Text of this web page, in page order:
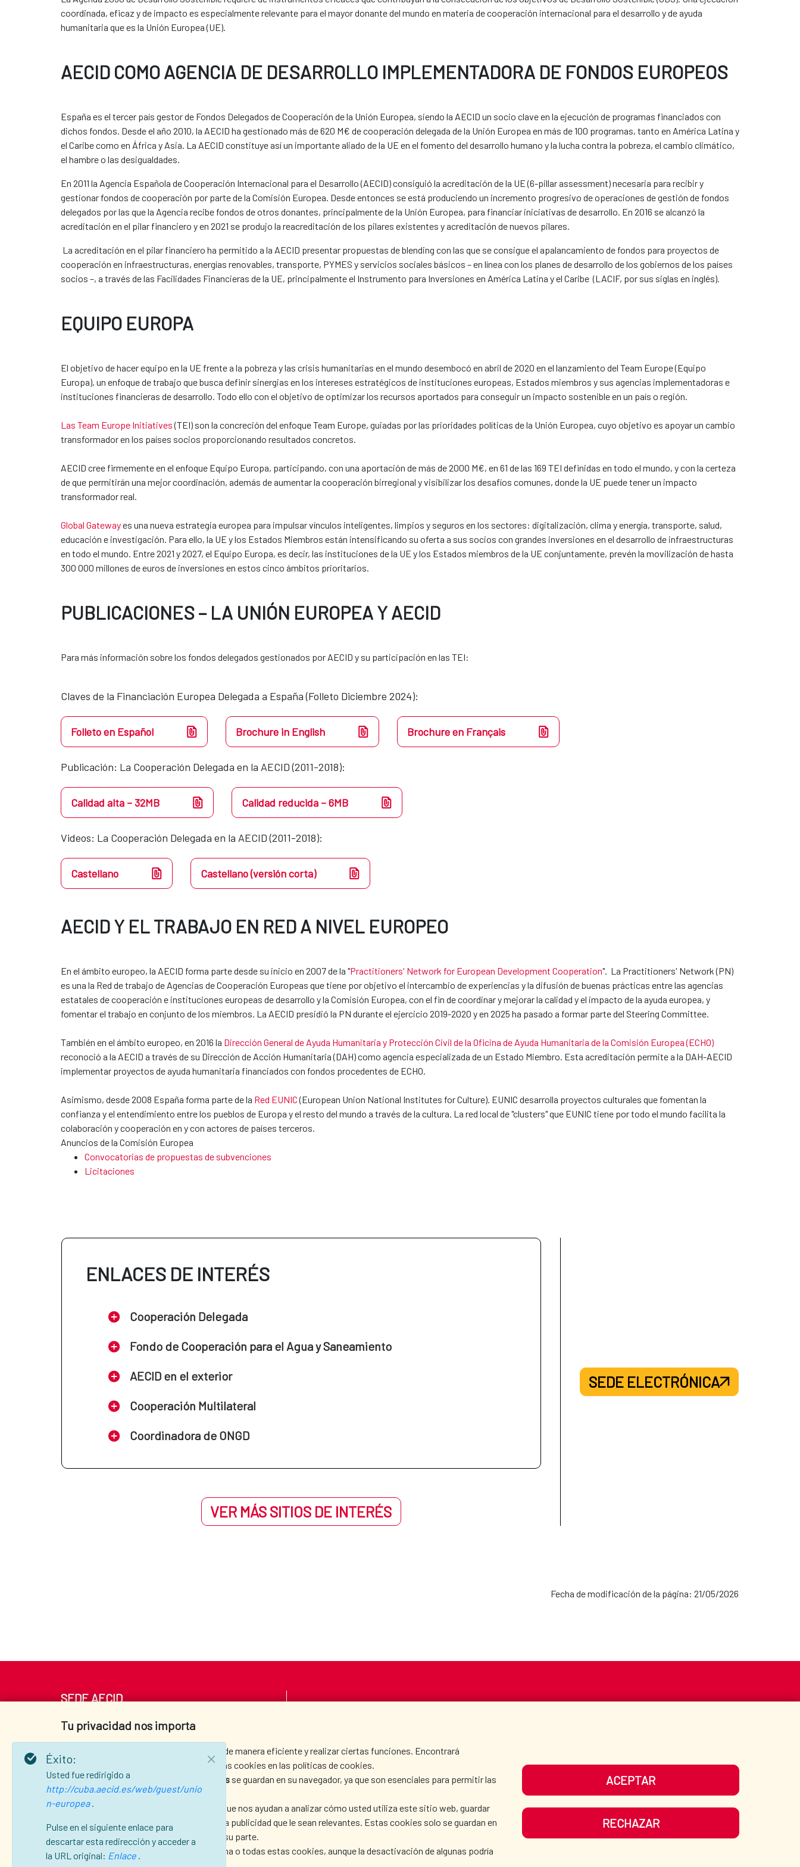
coordinada, eficaz y de impacto es especialmente relevante para el mayor donante del mundo en materia de cooperación internacional para el desarrollo y de ayuda
humanitaria que es la Unión Europea (UE).
AECID COMO AGENCIA DE DESARROLLO IMPLEMENTADORA DE FONDOS EUROPEOS
España es el tercer país gestor de Fondos Delegados de Cooperación de la Unión Europea, siendo la AECID un socio clave en la ejecución de programas financiados con
dichos fondos. Desde el año 2010, la AECID ha gestionado más de 620 M€ de cooperación delegada de la Unión Europea en más de 100 programas, tanto en América Latina y
el Caribe como en África y Asia. La AECID constituye así un importante aliado de la UE en el fomento del desarrollo humano y la lucha contra la pobreza, el cambio climático,
el hambre o las desigualdades.
En 2011 la Agencia Española de Cooperación Internacional para el Desarrollo (AECID) consiguió la acreditación de la UE (6-pillar assessment) necesaria para recibir y
gestionar fondos de cooperación por parte de la Comisión Europea. Desde entonces se está produciendo un incremento progresivo de operaciones de gestión de fondos
delegados por las que la Agencia recibe fondos de otros donantes, principalmente de la Unión Europea, para financiar iniciativas de desarrollo. En 2016 se alcanzó la
acreditación en el pilar financiero y en 2021 se produjo la reacreditación de los pilares existentes y acreditación de nuevos pilares.
La acreditación en el pilar financiero ha permitido a la AECID presentar propuestas de blending con las que se consigue el apalancamiento de fondos para proyectos de
cooperación en infraestructuras, energías renovables, transporte, PYMES y servicios sociales básicos – en línea con los planes de desarrollo de los gobiernos de los países
socios –, a través de las Facilidades Financieras de la UE, principalmente el Instrumento para Inversiones en América Latina y el Caribe (LACIF, por sus siglas en inglés).
EQUIPO EUROPA
El objetivo de hacer equipo en la UE frente a la pobreza y las crisis humanitarias en el mundo desembocó en abril de 2020 en el lanzamiento del Team Europe (Equipo
Europa), un enfoque de trabajo que busca definir sinergias en los intereses estratégicos de instituciones europeas, Estados miembros y sus agencias implementadoras e
instituciones financieras de desarrollo. Todo ello con el objetivo de optimizar los recursos aportados para conseguir un impacto sostenible en un país o región.
Las Team Europe Initiatives(TEI) son la concreción del enfoque Team Europe, guiadas por las prioridades políticas de la Unión Europea, cuyo objetivo es apoyar un cambio
transformador en los países socios proporcionando resultados concretos.
AECID cree firmemente en el enfoque Equipo Europa, participando, con una aportación de más de 2000 M€, en 61 de las 169 TEI definidas en todo el mundo, y con la certeza
de que permitirán una mejor coordinación, además de aumentar la cooperación birregional y visibilizar los desafíos comunes, donde la UE puede tener un impacto
transformador real.
Global Gatewayes una nueva estrategia europea para impulsar vínculos inteligentes, limpios y seguros en los sectores: digitalización, clima y energía, transporte, salud,
educación e investigación. Para ello, la UE y los Estados Miembros están intensificando su oferta a sus socios con grandes inversiones en el desarrollo de infraestructuras
en todo el mundo. Entre 2021 y 2027, el Equipo Europa, es decir, las instituciones de la UE y los Estados miembros de la UE conjuntamente, prevén la movilización de hasta
300 000 millones de euros de inversiones en estos cinco ámbitos prioritarios.
PUBLICACIONES – LA UNIÓN EUROPEA Y AECID
Para más información sobre los fondos delegados gestionados por AECID y su participación en las TEI:
Claves de la Financiación Europea Delegada a España (Folleto Diciembre 2024):
Folleto en Español Brochure in English Brochure en Français
Publicación: La Cooperación Delegada en la AECID (2011-2018):
Calidad alta – 32MB Calidad reducida – 6MB
Videos​​: La Cooperación Delegada en la AECID (2011-2018):
Castellano Castellano (versión corta)
AECID Y EL TRABAJO EN RED A NIVEL EUROPEO
En el ámbito europeo, la AECID forma parte desde su inicio en 2007 de la "Practitioners' Network for European Development Cooperation". La Practitioners' Network (PN)
es una la Red de trabajo de Agencias de Cooperación Europeas que tiene por objetivo el intercambio de experiencias y la difusión de buenas prácticas entre las agencias
estatales de cooperación e instituciones europeas de desarrollo y la Comisión Europea, con el fin de coordinar y mejorar la calidad y el impacto de la ayuda europea, y
fomentar el trabajo en conjunto de los miembros. La AECID presidió la PN durante el ejercicio 2019-2020 y en 2025 ha pasado a formar parte del Steering Committee.
También en el ámbito europeo, en 2016 la Dirección General de Ayuda Humanitaria y Protección Civil de la Oficina de Ayuda Humanitaria de la Comisión Europea (ECHO)
reconoció a la AECID a través de su Dirección de Acción Humanitaria (DAH) como agencia especializada de un Estado Miembro. Esta acreditación permite a la DAH-AECID
implementar proyectos de ayuda humanitaria financiados con fondos procedentes de ECHO.
Asimismo, desde 2008 España forma parte de la Red EUNIC(European Union National Institutes for Culture). EUNIC desarrolla proyectos culturales que fomentan la
confianza y el entendimiento entre los pueblos de Europa y el resto del mundo a través de la cultura. La red local de "clusters" que EUNIC tiene por todo el mundo facilita la
colaboración y cooperación en y con actores de países terceros.
Anuncios de la Comisión Europea
Convocatorias de propuestas de subvenciones
Licitaciones
ENLACES DE INTERÉS
Cooperación Delegada
Fondo de Cooperación para el Agua y Saneamiento
AECID en el exterior
Cooperación Multilateral
Coordinadora de ONGD
VER MÁS SITIOS DE INTERÉS
SEDE ELECTRÓNICA
Fecha de modificación de la página: 21/05/2026
Tu privacidad nos importa
Usamos cookies para ayudarle a navegar de manera eficiente y realizar ciertas funciones. Encontrará
información detallada sobre cada una de las cookies en las políticas de cookies.
Las cookies categorizadas como
técnicas se guardan en su navegador, ya que son esenciales para permitir las
funcionalidades básicas del sitio web.
También utilizamos
que nos ayudan a analizar cómo usted utiliza este sitio web, guardar
sus preferencias y aportar el contenido y la publicidad que le sean relevantes. Estas cookies solo se guardan en
su navegador previo consentimiento por su parte.
Puede optar por activar o desactivar alguna o todas estas cookies, aunque la desactivación de algunas podría
ACEPTAR
RECHAZAR
SEDE AECID
Av. Reyes Católicos 4 - 28040 Madrid
Tel. +34 900 20 30 54​​​​​​​
SALA DE PRENSA CULTURA Y CIENCIA
NUESTRAS REDES SOCIALES
Éxito:
Usted fue redirigido a
http://cuba.aecid.es/web/guest/unio
n-europea.
Pulse en el siguiente enlace para
descartar esta redirección y acceder a
la URL original: Enlace .